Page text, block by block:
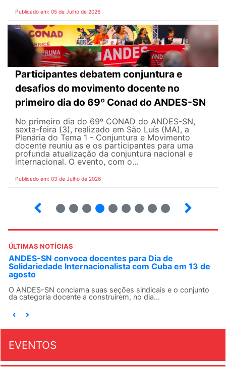
Publicado em: 05 de Julho de 2026
Participantes debatem conjuntura e
desafios do movimento docente no
primeiro dia do 69º Conad do ANDES-SN
No primeiro dia do 69º CONAD do ANDES-SN,
sexta-feira (3), realizado em São Luís (MA), a
Plenária do Tema 1 - Conjuntura e Movimento
docente reuniu as e os participantes para uma
profunda atualização da conjuntura nacional e
internacional. O evento, com o...
Publicado em: 03 de Julho de 2026
ÚLTIMAS NOTÍCIAS
ANDES-SN convoca docentes para Dia de
Solidariedade Internacionalista com Cuba em 13 de
agosto
O ANDES-SN conclama suas seções sindicais e o conjunto
da categoria docente a construírem, no dia...
EVENTOS